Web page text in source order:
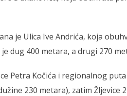
je Ulica Ive Andrića, koja
dug 400 metara, a drugi 270
Petra Kočića i regionalnog
230 metara), zatim Žljevice